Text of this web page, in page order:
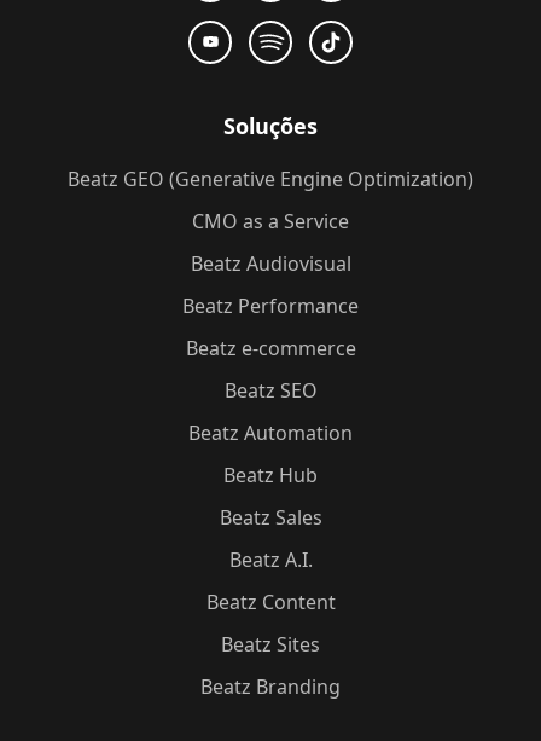
Soluções
Beatz GEO (Generative Engine Optimization)
CMO as a Service
Beatz Audiovisual
Beatz Performance
Beatz e-commerce
Beatz SEO
Beatz Automation
Beatz Hub
Beatz Sales
Beatz A.I.
Beatz Content
Beatz Sites
Beatz Branding